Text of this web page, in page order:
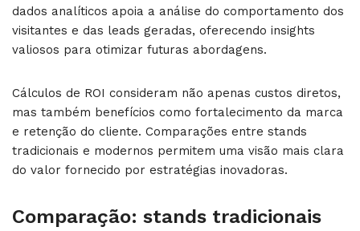
dados analíticos apoia a análise do comportamento dos
visitantes e das leads geradas, oferecendo insights
valiosos para otimizar futuras abordagens.
Cálculos de ROI consideram não apenas custos diretos,
mas também benefícios como fortalecimento da marca
e retenção do cliente. Comparações entre stands
tradicionais e modernos permitem uma visão mais clara
do valor fornecido por estratégias inovadoras.
Comparação: stands tradicionais